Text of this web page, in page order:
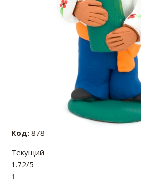
Код:878
Текущий
1.72/5
1